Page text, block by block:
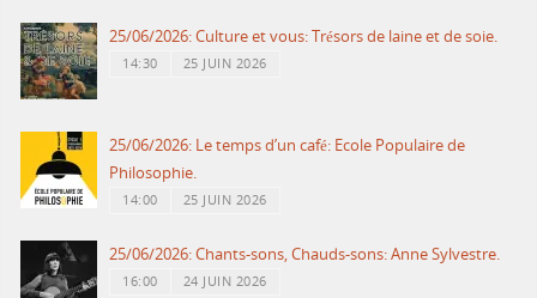
25/06/2026: Culture et vous: Trésors de laine et de soie.
14:30 25 JUIN 2026
25/06/2026: Le temps d’un café: Ecole Populaire de
Philosophie.
14:00 25 JUIN 2026
25/06/2026: Chants-sons, Chauds-sons: Anne Sylvestre.
16:00 24 JUIN 2026